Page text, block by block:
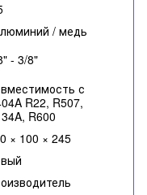
/ медь
- 3/8"
с
R22, R507,
R600
× 100 × 245